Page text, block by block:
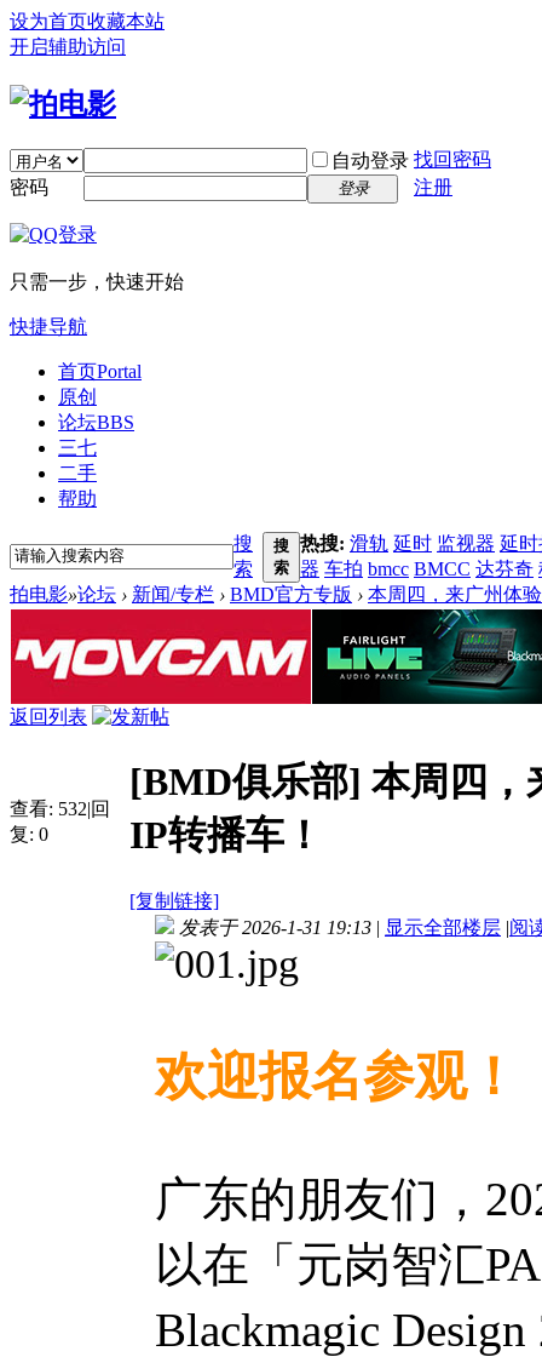
设为首页收藏本站
开启辅助访问
自动登录 找回密码
密码
登录 注册
只需一步，快速开始
快捷导航
首页Portal
原创
论坛BBS
三七
二手
帮助
搜
索
搜
索
热搜: 滑轨 延时 监视器 延
器 车拍 bmcc BMCC 达芬奇
拍电影»论坛 › 新闻/专栏 › BMD官方专版 › 本周四，来广州体
返回列表
查看: 532|回
复: 0
[BMD俱乐部] 本周四，
IP转播车！
[复制链接]
发表于 2026-1-31 19:13 | 显示全部楼层 |阅
欢迎报名参观！
广东的朋友们，
以在「元岗智汇
Blackmagic